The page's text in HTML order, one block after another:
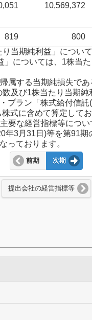
10,569,372
819
800
当期純利益」につい
については、1株当
属する当期純損失で
及び1株当たり当期
プラン「株式給付信
式に含めて算定して
要な経営指標等につ
3月31日)等を第91
っております。
前期 次期
提出会社の経営指標等